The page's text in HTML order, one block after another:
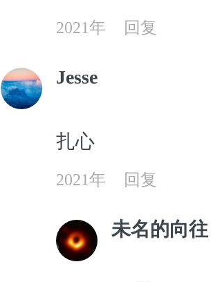
2021年 回复
Jesse
扎心
2021年 回复
未名的向往